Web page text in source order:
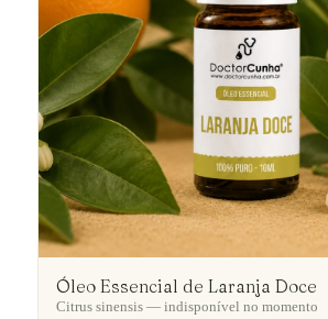
Óleo Essencial de Laranja Doce
Citrus sinensis — indisponível no momento